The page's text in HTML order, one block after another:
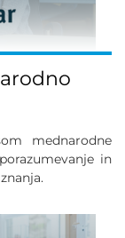
mednarodne
in